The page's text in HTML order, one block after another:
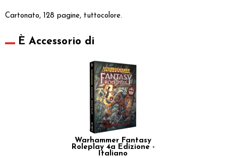
Cartonato, 128 pagine, tuttocolore.
È Accessorio di
Warhammer Fantasy
Roleplay 4a Edizione -
Italiano